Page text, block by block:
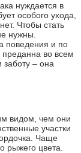
нуждается в
особого ухода,
Чтобы стать
нужны.
поведения и по
преданна во всем
– она
видом, чем они
участки
Чаще
рыжего цвета.